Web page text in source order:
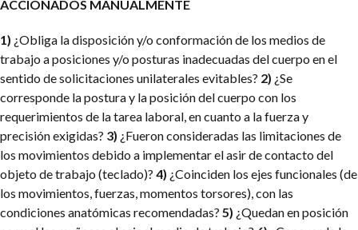
ACCIONADOS MANUALMENTE
1) ¿Obliga la disposición y/o conformación de los medios de
trabajo a posiciones y/o posturas inadecuadas del cuerpo en el
sentido de solicitaciones unilaterales evitables? 2) ¿Se
corresponde la postura y la posición del cuerpo con los
requerimientos de la tarea laboral, en cuanto a la fuerza y
precisión exigidas? 3) ¿Fueron consideradas las limitaciones de
los movimientos debido a implementar el asir de contacto del
objeto de trabajo (teclado)? 4) ¿Coinciden los ejes funcionales (de
los movimientos, fuerzas, momentos torsores), con las
condiciones anatómicas recomendadas? 5) ¿Quedan en posición